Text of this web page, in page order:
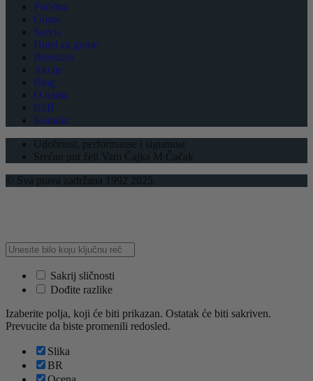
Početna
Gume
Servis
Hotel za gume
Brendovi
Akcije
Blog
O nama
B2B
Kontakt
Udobnost, performanse i sigurnost
Srećan put želi Vam Čajka M Čačak
© Sva prava zadržana 1992 2025.
Sakrij sličnosti
Dođite razlike
Izaberite polja, koji će biti prikazan. Ostatak će biti sakriven.
Prevucite da biste promenili redosled.
Slika
BR